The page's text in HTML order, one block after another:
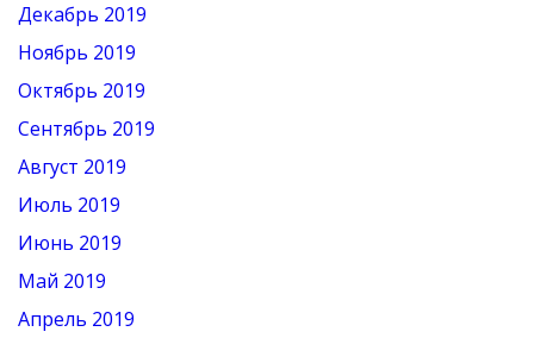
Декабрь 2019
Ноябрь 2019
Октябрь 2019
Сентябрь 2019
Август 2019
Июль 2019
Июнь 2019
Май 2019
Апрель 2019